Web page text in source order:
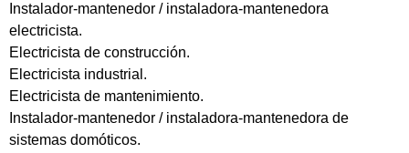
Instalador-mantenedor / instaladora-mantenedora
electricista.
Electricista de construcción.
Electricista industrial.
Electricista de mantenimiento.
Instalador-mantenedor / instaladora-mantenedora de
sistemas domóticos.